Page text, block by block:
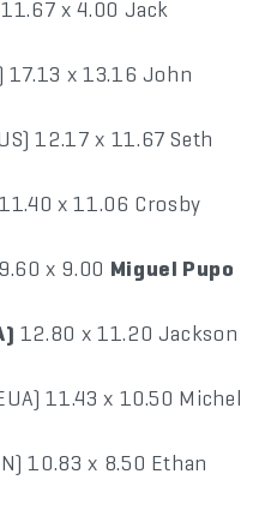
x 4.00 Jack
17.13 x 13.16 John
12.17 x 11.67 Seth
x 11.06 Crosby
x 9.00 Miguel Pupo
12.80 x 11.20 Jackson
11.43 x 10.50 Michel
10.83 x 8.50 Ethan